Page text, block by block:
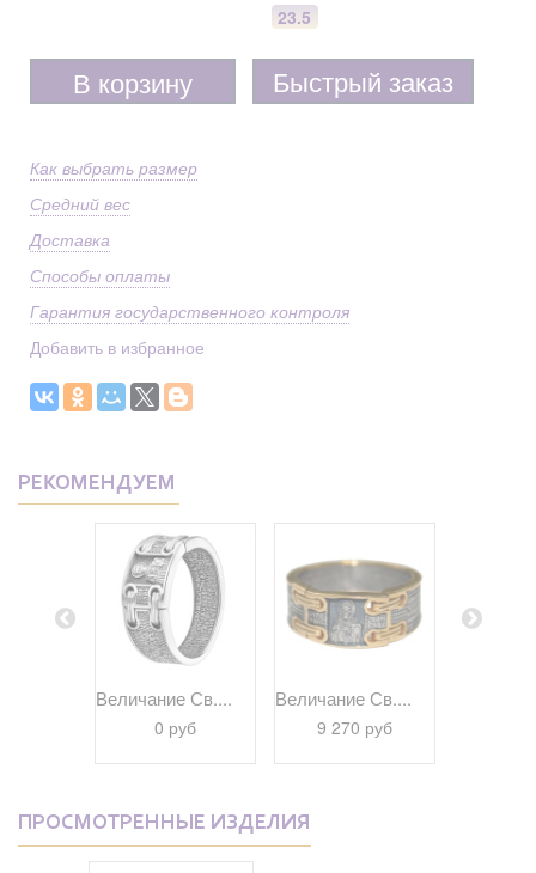
23.5
В корзину Быстрый заказ
Как выбрать размер
Средний вес
Доставка
Способы оплаты
Гарантия государственного контроля
Добавить в избранное
РЕКОМЕНДУЕМ
Величание Св....
0 руб
Величание Св....
9 270 руб
ПРОСМОТРЕННЫЕ ИЗДЕЛИЯ